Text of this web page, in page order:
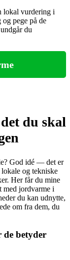
lokal vurdering i
pege på de
du
du skal
God idé — det er
og tekniske
Her får du mine
med jordvarme i
du kan udnytte,
om fra dem, du
betyder